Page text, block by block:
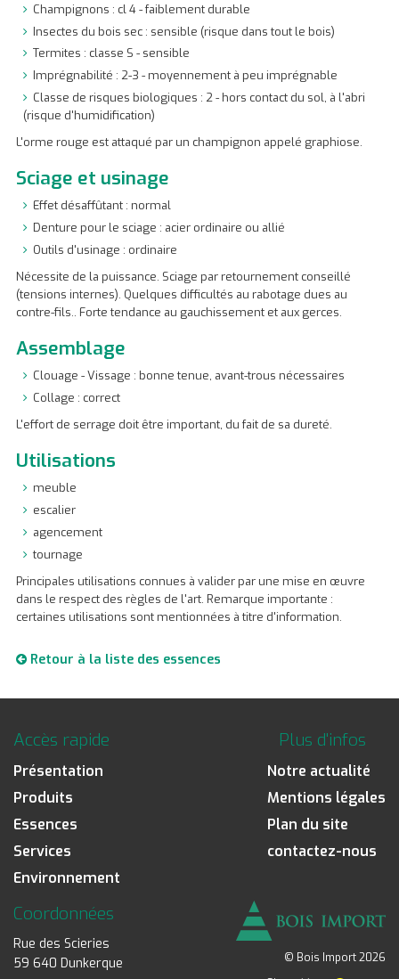
Champignons : cl 4 - faiblement durable
Insectes du bois sec : sensible (risque dans tout le bois)
Termites : classe S - sensible
Imprégnabilité : 2-3 - moyennement à peu imprégnable
Classe de risques biologiques : 2 - hors contact du sol, à l'abri
(risque d'humidification)
L'orme rouge est attaqué par un champignon appelé graphiose.
Sciage et usinage
Effet désaffûtant : normal
Denture pour le sciage : acier ordinaire ou allié
Outils d'usinage : ordinaire
Nécessite de la puissance. Sciage par retournement conseillé
(tensions internes). Quelques difficultés au rabotage dues au
contre-fils.. Forte tendance au gauchissement et aux gerces.
Assemblage
Clouage - Vissage : bonne tenue, avant-trous nécessaires
Collage : correct
L'effort de serrage doit être important, du fait de sa dureté.
Utilisations
meuble
escalier
agencement
tournage
Principales utilisations connues à valider par une mise en œuvre
dans le respect des règles de l'art. Remarque importante :
certaines utilisations sont mentionnées à titre d'information.
Retour à la liste des essences
Accès rapide
Présentation
Produits
Essences
Services
Environnement
Plus d'infos
Notre actualité
Mentions légales
Plan du site
contactez-nous
Coordonnées
Rue des Scieries
59 640 Dunkerque
© Bois Import 2026